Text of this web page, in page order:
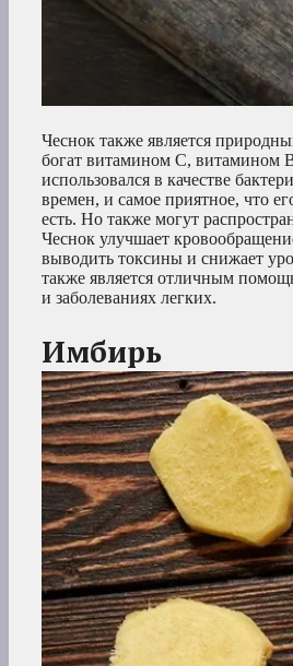
Чеснок также является
богат витамином С, витамином
использовался в качестве
времен, и самое приятное, что
есть. Но также могут
Чеснок улучшает
выводить токсины и снижает
также является отличным
и заболеваниях легких.
Имбирь